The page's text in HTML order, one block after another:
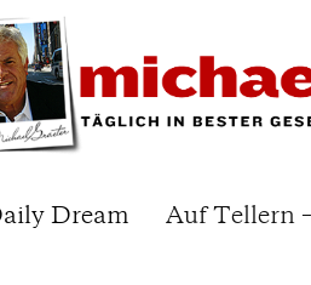
Dream Auf Tellern